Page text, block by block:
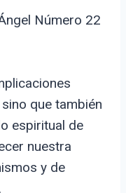
Número 22
que también
espiritual de
nuestra
y de